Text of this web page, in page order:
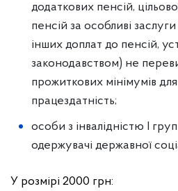
додаткових пенсій,
пенсій за особливі
інших доплат до пенсій,
законодавством) не
прожиткових мінімумів для
працездатність;
особи з інвалідністю I
одержувачі державної
У розмірі 2000 грн: